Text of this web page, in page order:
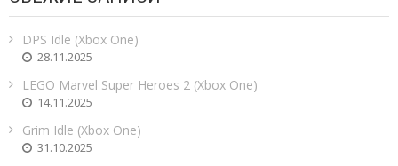
DPS Idle (Xbox One)
28.11.2025
LEGO Marvel Super Heroes 2 (Xbox One)
14.11.2025
Grim Idle (Xbox One)
31.10.2025